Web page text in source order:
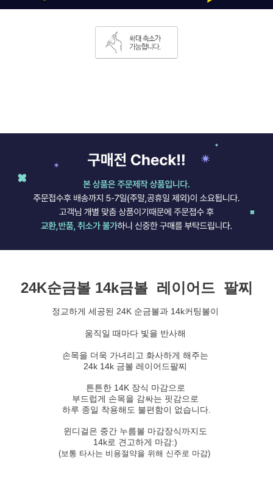
24K순금볼 14k금볼 레이어드 팔찌
정교하게 세공된 24K 순금볼과 14k커팅볼이
움직일 때마다 빛을 반사해
손목을 더욱 가녀리고 화사하게 해주는
24k 14k 금볼 레이어드팔찌
튼튼한 14K 장식 마감으로
부드럽게 손목을 감싸는 핏감으로
하루 종일 착용해도 불편함이 없습니다.
윈디걸은 중간 누름볼 마감장식까지도
14k로 견고하게 마감:)
(보통 타사는 비용절약을 위해 신주로 마감)